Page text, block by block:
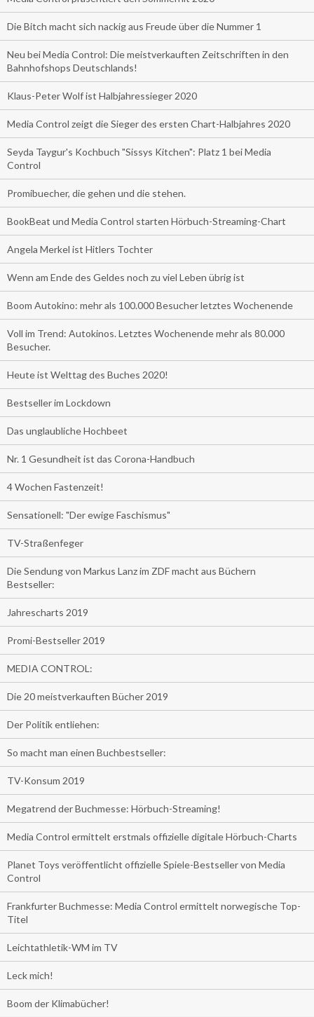
Die Bitch macht sich nackig aus Freude über die Nummer 1
Neu bei Media Control: Die meistverkauften Zeitschriften in den
Bahnhofshops Deutschlands!
Klaus-Peter Wolf ist Halbjahressieger 2020
Media Control zeigt die Sieger des ersten Chart-Halbjahres 2020
Seyda Taygur's Kochbuch "Sissys Kitchen": Platz 1 bei Media
Control
Promibuecher, die gehen und die stehen.
BookBeat und Media Control starten Hörbuch-Streaming-Chart
Angela Merkel ist Hitlers Tochter
Wenn am Ende des Geldes noch zu viel Leben übrig ist
Boom Autokino: mehr als 100.000 Besucher letztes Wochenende
Voll im Trend: Autokinos. Letztes Wochenende mehr als 80.000
Besucher.
Heute ist Welttag des Buches 2020!
Bestseller im Lockdown
Das unglaubliche Hochbeet
Nr. 1 Gesundheit ist das Corona-Handbuch
4 Wochen Fastenzeit!
Sensationell: "Der ewige Faschismus"
TV-Straßenfeger
Die Sendung von Markus Lanz im ZDF macht aus Büchern
Bestseller:
Jahrescharts 2019
Promi-Bestseller 2019
MEDIA CONTROL:
Die 20 meistverkauften Bücher 2019
Der Politik entliehen:
So macht man einen Buchbestseller:
TV-Konsum 2019
Megatrend der Buchmesse: Hörbuch-Streaming!
Media Control ermittelt erstmals offizielle digitale Hörbuch-Charts
Planet Toys veröffentlicht offizielle Spiele-Bestseller von Media
Control
Frankfurter Buchmesse: Media Control ermittelt norwegische Top-
Titel
Leichtathletik-WM im TV
Leck mich!
Boom der Klimabücher!